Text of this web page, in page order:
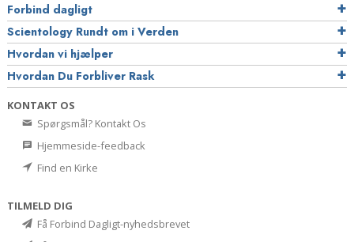
Forbind dagligt
Scientology Rundt om i Verden
Hvordan vi hjælper
Hvordan Du Forbliver Rask
KONTAKT OS
Spørgsmål? Kontakt Os
Hjemmeside-feedback
Find en Kirke
TILMELD DIG
Få Forbind Dagligt-nyhedsbrevet